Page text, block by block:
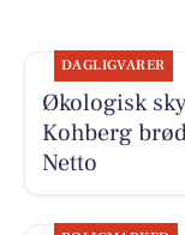
DAGLIGVARER
Økologisk
Kohberg
Netto